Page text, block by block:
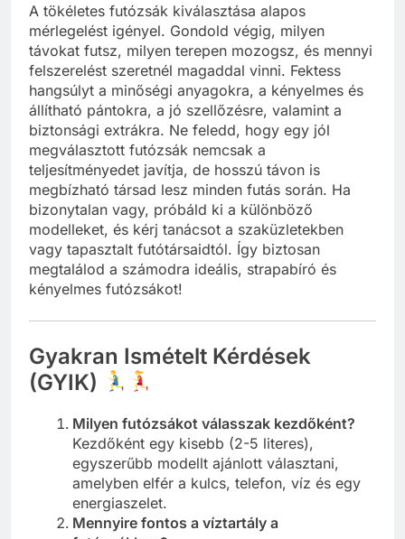
A tökéletes futózsák kiválasztása alapos
mérlegelést igényel. Gondold végig, milyen
távokat futsz, milyen terepen mozogsz, és mennyi
felszerelést szeretnél magaddal vinni. Fektess
hangsúlyt a minőségi anyagokra, a kényelmes és
állítható pántokra, a jó szellőzésre, valamint a
biztonsági extrákra. Ne feledd, hogy egy jól
megválasztott futózsák nemcsak a
teljesítményedet javítja, de hosszú távon is
megbízható társad lesz minden futás során. Ha
bizonytalan vagy, próbáld ki a különböző
modelleket, és kérj tanácsot a szaküzletekben
vagy tapasztalt futótársaidtól. Így biztosan
megtalálod a számodra ideális, strapabíró és
kényelmes futózsákot!
Gyakran Ismételt Kérdések
(GYIK)
Milyen futózsákot válasszak kezdőként?
Kezdőként egy kisebb (2-5 literes),
egyszerűbb modellt ajánlott választani,
amelyben elfér a kulcs, telefon, víz és egy
energiaszelet.
Mennyire fontos a víztartály a